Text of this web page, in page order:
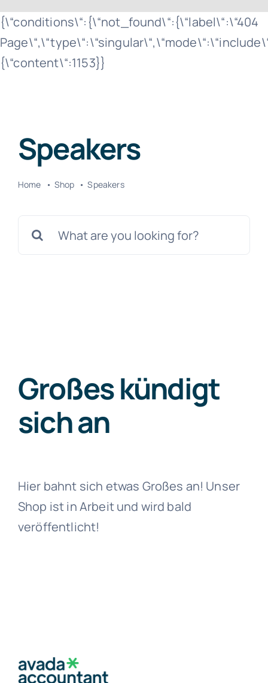
Zum
Inhalt
springen
{\“conditions\“:{\“not_found\“:{\“label\“:\“404
{\“content\“:1153}}
Speakers
Home Shop Speakers
nach:
Großes kündigt
sich an
Hier bahnt sich etwas Großes an! Unser
Shop ist in Arbeit und wird bald
veröffentlicht!